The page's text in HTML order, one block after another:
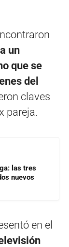
un
que se
del
claves
pareja.
las tres
nuevos
en el